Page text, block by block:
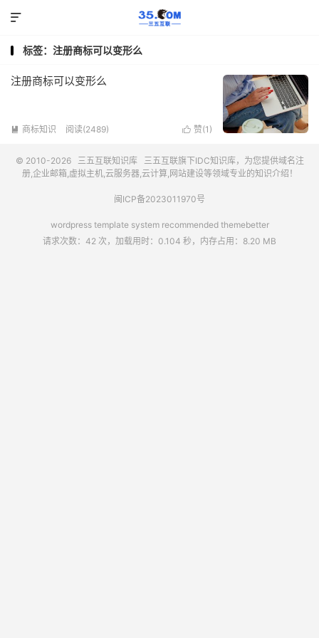

标签：注册商标可以变形么
注册商标可以变形么
 商标知识 阅读(2489)  赞(1 )
© 2010-2026 三五互联知识库 三五互联旗下IDC知识库，为您提供域名注
册,企业邮箱,虚拟主机,云服务器,云计算,网站建设等领域专业的知识介绍！
闽ICP备2023011970号
wordpress template system recommended themebetter
请求次数：42 次，加载用时：0.104 秒，内存占用：8.20 MB